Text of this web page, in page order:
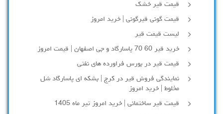
قیمت قیر خشک
قیمت گونی قیرگونی | خرید امروز
لیست قیمت قیر
خرید قیر 60 70 پاسارگاد و جی اصفهان | قیمت امروز
قیمت قیر در بورس فراورده های نفتی
نمایندگی فروش قیر در کرج | بشکه ای پاسارگاد شل
مخلوط | خرید امروز
قیمت قیر ساختمانی | خرید امروز تیر ماه 1405